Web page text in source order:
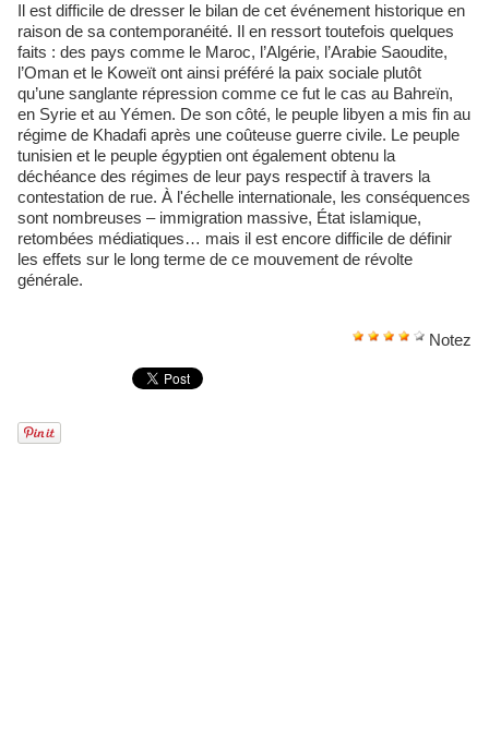
Il est difficile de dresser le bilan de cet événement historique en
raison de sa contemporanéité. Il en ressort toutefois quelques
faits : des pays comme le Maroc, l’Algérie, l’Arabie Saoudite,
l’Oman et le Koweït ont ainsi préféré la paix sociale plutôt
qu’une sanglante répression comme ce fut le cas au Bahreïn,
en Syrie et au Yémen. De son côté, le peuple libyen a mis fin au
régime de Khadafi après une coûteuse guerre civile. Le peuple
tunisien et le peuple égyptien ont également obtenu la
déchéance des régimes de leur pays respectif à travers la
contestation de rue. À l'échelle internationale, les conséquences
sont nombreuses – immigration massive, État islamique,
retombées médiatiques… mais il est encore difficile de définir
les effets sur le long terme de ce mouvement de révolte
générale.
Notez